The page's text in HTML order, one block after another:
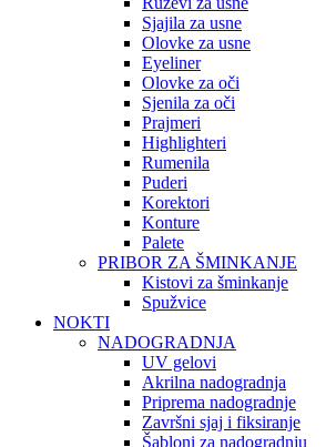
Sjajila za usne
Olovke za usne
Eyeliner
Olovke za oči
Sjenila za oči
Prajmeri
Highlighteri
Rumenila
Puderi
Korektori
Konture
Palete
PRIBOR ZA ŠMINKANJE
Kistovi za šminkanje
Spužvice
NOKTI
NADOGRADNJA
UV gelovi
Akrilna nadogradnja
Priprema nadogradnje
Završni sjaj i fiksiranje
Šabloni za nadogradnju